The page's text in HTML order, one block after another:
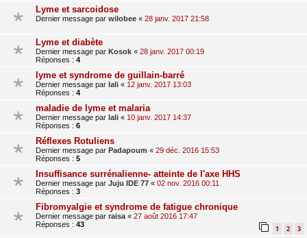
Lyme et sarcoidose
Dernier message par wilobee « 28 janv. 2017 21:58
Lyme et diabète
Dernier message par Kosok « 28 janv. 2017 00:19
Réponses : 4
lyme et syndrome de guillain-barré
Dernier message par lali « 12 janv. 2017 13:03
Réponses : 4
maladie de lyme et malaria
Dernier message par lali « 10 janv. 2017 14:37
Réponses : 6
Réflexes Rotuliens
Dernier message par Padapoum « 29 déc. 2016 15:53
Réponses : 5
Insuffisance surrénalienne- atteinte de l'axe HHS
Dernier message par Juju IDE 77 « 02 nov. 2016 00:11
Réponses : 3
Fibromyalgie et syndrome de fatigue chronique
Dernier message par raisa« 27 août 2016 17:47
Réponses : 43 1 2 3